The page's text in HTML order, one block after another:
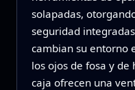
solapadas,
seguridad
cambian su entorno
los ojos de fosa y de
caja ofrecen una